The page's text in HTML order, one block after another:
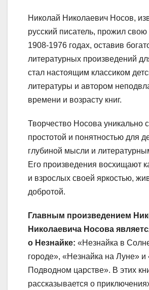
Николай Николаевич Носов,
русский писатель, прожил свою
1908-1976 годах, оставив
литературных произведений
стал настоящим классиком
литературы и автором
времени и возрасту книг.
Творчество Носова уникально
простотой и понятностью для
глубиной мысли и
Его произведения восхищают
и взрослых своей яркостью,
добротой.
Главным произведением
Николаевича Носова
о Незнайке: «Незнайка в
городе», «Незнайка на Луне» и
Подводном царстве». В этих
рассказывается о